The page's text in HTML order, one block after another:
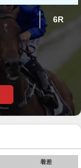
6R
着差